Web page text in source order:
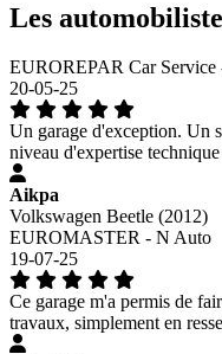
Les
EUROREPAR Car
20-05-25
Un garage d'exception. Un
niveau d'expertise technique
Aikpa
Volkswagen Beetle (2012)
EUROMASTER - N Auto
19-07-25
Ce garage m'a permis de
travaux, simplement en